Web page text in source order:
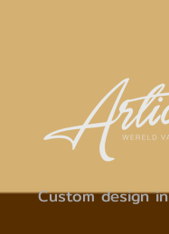
Custom design in